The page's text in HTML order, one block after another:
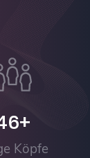
Köpfe